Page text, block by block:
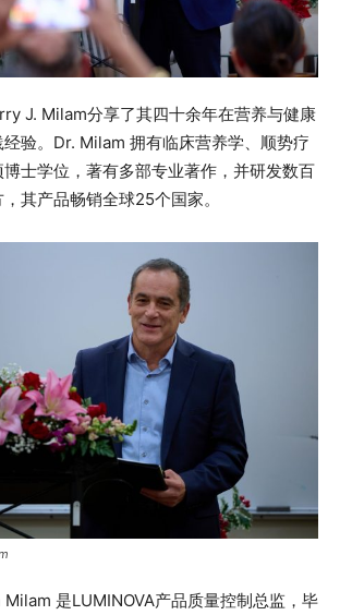
J. Milam分享了其四十余年在营养与健康
验。Dr. Milam 拥有临床营养学、顺势疗
士学位，著有多部专业著作，并研发数百
其产品畅销全球25个国家。
是LUMINOVA产品质量控制总监，毕